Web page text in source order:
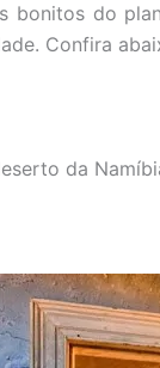
bonitos do
Confira
da